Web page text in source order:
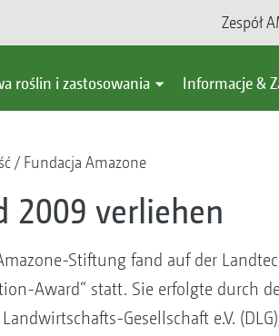
Zespół
roślin i zastosowania Informacje &
Fundacja Amazone
2009 verliehen
Stiftung fand auf der
Award“ statt. Sie erfolgte durch
Gesellschaft e.V.